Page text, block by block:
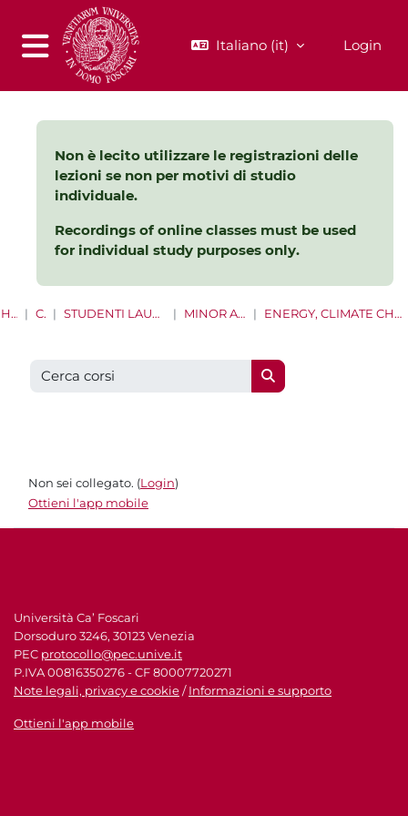
Vai al contenuto principale
Pannello laterale
Italiano ‎(it)‎ Login
Non è lecito utilizzare le registrazioni delle
lezioni se non per motivi di studio
individuale.
Recordings of online classes must be used
for individual study purposes only.
HOME CORSI STUDENTI LAUREE E LAUREE MAGISTRALI MINOR ANNI PRECEDENTI ENERGY, CLIMATE CHANGE AND ENVIRONMENTAL RISKS
Cerca corsi
Cerca corsi
Non sei collegato. (Login)
Ottieni l'app mobile
Università Ca’ Foscari
Dorsoduro 3246, 30123 Venezia
PEC protocollo@pec.unive.it
P.IVA 00816350276 - CF 80007720271
Note legali, privacy e cookie/Informazioni e supporto
Ottieni l'app mobile